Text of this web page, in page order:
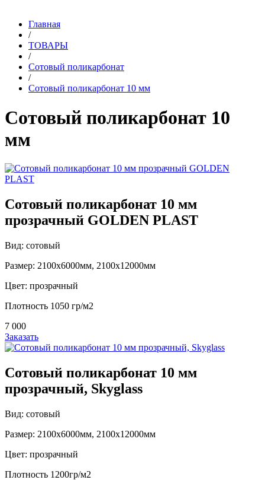
Главная
/
ТОВАРЫ
/
Сотовый поликарбонат
/
Сотовый поликарбонат 10 мм
Сотовый поликарбонат 10
мм
Сотовый поликарбонат 10 мм
прозрачный GOLDEN PLAST
Вид: сотовый
Размер: 2100х6000мм, 2100х12000мм
Цвет: прозрачный
Плотность 1050 гр/м2
7 000
Заказать
Сотовый поликарбонат 10 мм
прозрачный, Skyglass
Вид: сотовый
Размер: 2100х6000мм, 2100х12000мм
Цвет: прозрачный
Плотность 1200гр/м2